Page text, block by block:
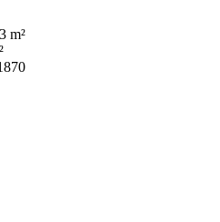
m²